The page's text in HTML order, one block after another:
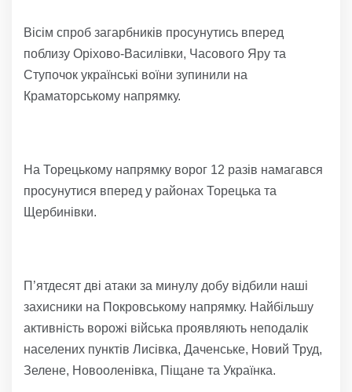
Вісім спроб загарбників просунутись вперед
поблизу Оріхово-Василівки, Часового Яру та
Ступочок українські воїни зупинили на
Краматорському напрямку.
На Торецькому напрямку ворог 12 разів намагався
просунутися вперед у районах Торецька та
Щербинівки.
П’ятдесят дві атаки за минулу добу відбили наші
захисники на Покровському напрямку. Найбільшу
активність ворожі війська проявляють неподалік
населених пунктів Лисівка, Даченське, Новий Труд,
Зелене, Новооленівка, Піщане та Українка.